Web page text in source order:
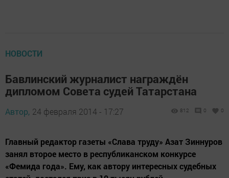
НОВОСТИ
Бавлинский журналист награждён
дипломом Совета судей Татарстана
Автор, 24 февраля 2014 - 17:27 812 0 0
Главный редактор газеты «Слава труду» Азат Зиннуров
занял второе место в республиканском конкурсе
«Фемида года». Ему, как автору интересных судебных